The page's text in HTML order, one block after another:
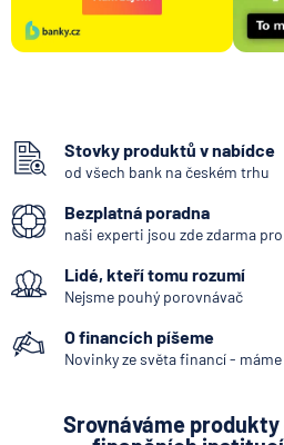
Stovky produktů v nabídce
od všech bank na českém trhu
Bezplatná poradna
naši experti jsou zde zdarma
Lidé, kteří tomu rozumí
Nejsme pouhý porovnávač
O financích píšeme
Novinky ze světa financí -
Srovnáváme